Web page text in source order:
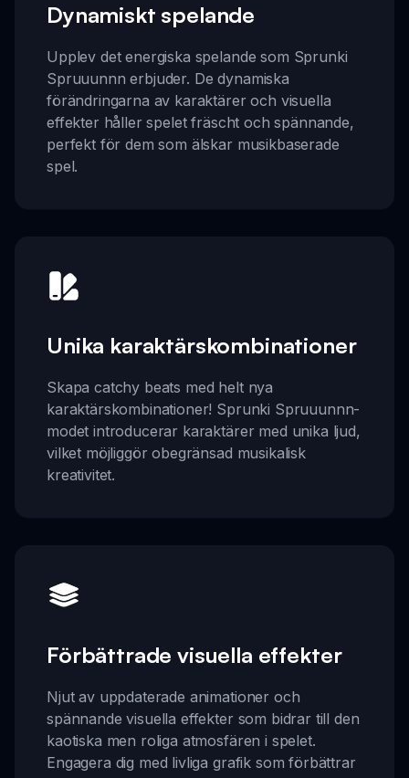
Dynamiskt spelande
Upplev det energiska spelande som Sprunki
Spruuunnn erbjuder. De dynamiska
förändringarna av karaktärer och visuella
effekter håller spelet fräscht och spännande,
perfekt för dem som älskar musikbaserade
spel.
Unika karaktärskombinationer
Skapa catchy beats med helt nya
karaktärskombinationer! Sprunki Spruuunnn-
modet introducerar karaktärer med unika ljud,
vilket möjliggör obegränsad musikalisk
kreativitet.
Förbättrade visuella effekter
Njut av uppdaterade animationer och
spännande visuella effekter som bidrar till den
kaotiska men roliga atmosfären i spelet.
Engagera dig med livliga grafik som förbättrar